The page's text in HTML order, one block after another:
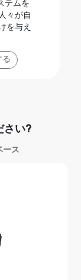
テムを
々が自
を与え
る
さい?
ース